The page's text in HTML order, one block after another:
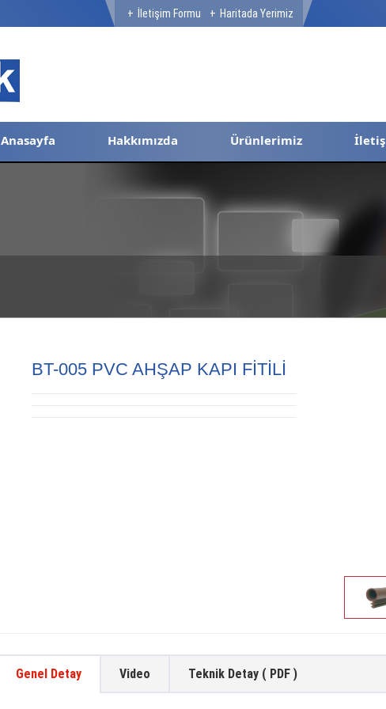
İletişim Formu Haritada Yerimiz
Anasayfa Hakkımızda Ürünlerimiz
BT-005 PVC AHŞAP KAPI FİTİLİ
Genel Detay Video Teknik Detay ( PDF )